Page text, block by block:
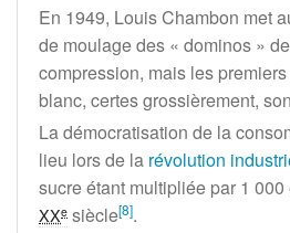
En 1949, Louis Chambon met
de moulage des « dominos »
compression, mais les
blanc, certes grossièrement,
La démocratisation de la
lieu lors de la révolution
sucre étant multipliée par 1 000
XXe siècle[8].